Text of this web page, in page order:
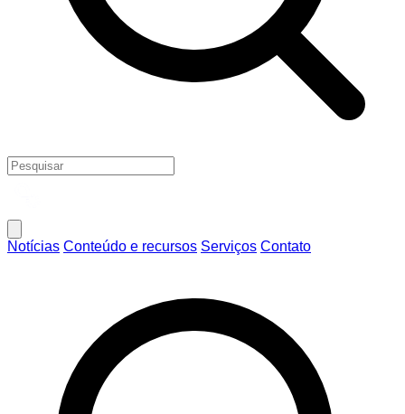
Notícias Conteúdo e recursos Serviços Contato